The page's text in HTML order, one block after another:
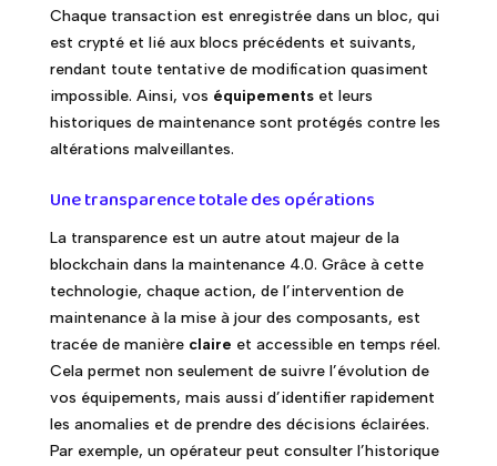
Chaque transaction est enregistrée dans un bloc, qui
est crypté et lié aux blocs précédents et suivants,
rendant toute tentative de modification quasiment
impossible. Ainsi, vos équipementset leurs
historiques de maintenance sont protégés contre les
altérations malveillantes.
Une transparence totale des opérations
La transparence est un autre atout majeur de la
blockchain dans la maintenance 4.0. Grâce à cette
technologie, chaque action, de l’intervention de
maintenance à la mise à jour des composants, est
tracée de manière claire et accessible en temps réel.
Cela permet non seulement de suivre l’évolution de
vos équipements, mais aussi d’identifier rapidement
les anomalies et de prendre des décisions éclairées.
Par exemple, un opérateur peut consulter l’historique